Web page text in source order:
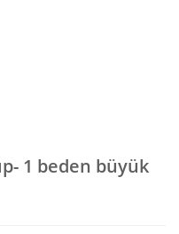
1 beden büyük